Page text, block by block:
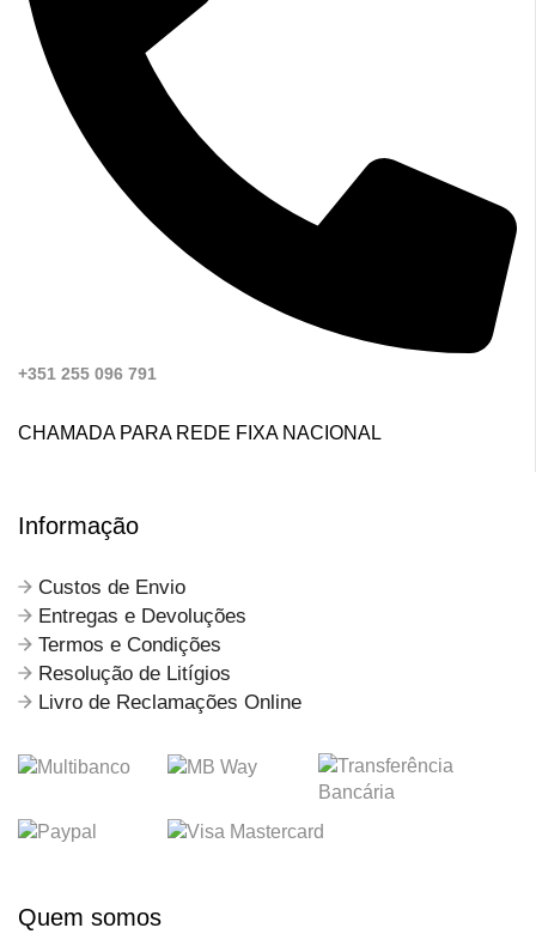
+351 255 096 791
CHAMADA PARA REDE FIXA NACIONAL
Informação
Custos de Envio
Entregas e Devoluções
Termos e Condições
Resolução de Litígios
Livro de Reclamações Online
Quem somos